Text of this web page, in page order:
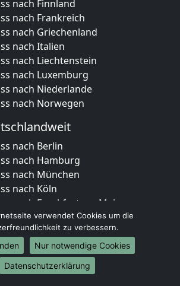
nach Finnland
nach Frankreich
nach Griechenland
nach Italien
nach Liechtenstein
nach Luxemburg
nach Niederlande
nach Norwegen
nach Berlin
nach Hamburg
nach München
nach Köln
nach Frankfurt am Main
nach Stuttgart
nach Düsseldorf
nach Leipzig
nach Dortmund
nach Essen
verwendet Cookies um die
zu verbessern.
Nur notwendige Cookies
Datenschutzerklärung